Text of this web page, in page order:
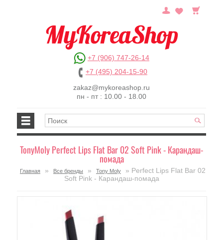
+7 (906) 747-26-14
+7 (495) 204-15-90
zakaz@mykoreashop.ru
пн - пт : 10.00 - 18.00
TonyMoly Perfect Lips Flat Bar 02 Soft Pink - Карандаш-
помада
Главная » Все бренды » Tony Moly
» Perfect Lips Flat Bar 02
Soft Pink - Карандаш-помада